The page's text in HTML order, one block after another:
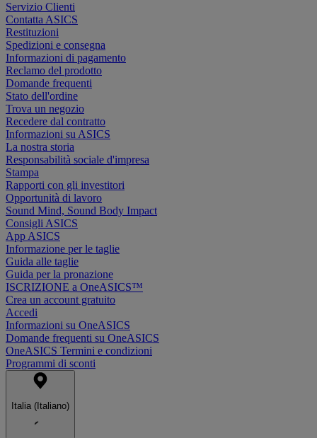
Servizio Clienti
Contatta ASICS
Restituzioni
Spedizioni e consegna
Informazioni di pagamento
Reclamo del prodotto
Domande frequenti
Stato dell'ordine
Trova un negozio
Recedere dal contratto
Informazioni su ASICS
La nostra storia
Responsabilità sociale d'impresa
Stampa
Rapporti con gli investitori
Opportunità di lavoro
Sound Mind, Sound Body Impact
Consigli ASICS
App ASICS
Informazione per le taglie
Guida alle taglie
Guida per la pronazione
ISCRIZIONE a OneASICS™
Crea un account gratuito
Accedi
Informazioni su OneASICS
Domande frequenti su OneASICS
OneASICS Termini e condizioni
Programmi di sconti
Italia (Italiano)